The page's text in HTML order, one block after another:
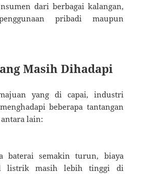
dari berbagai kalangan,
pribadi maupun
Masih Dihadapi
yang di capai, industri
beberapa tantangan
lain:
baterai semakin turun, biaya
listrik masih lebih tinggi di